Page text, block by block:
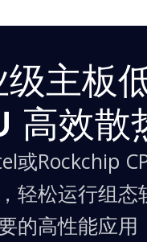
19″,
制 主板
高效散
或Rockchip
轻松运行组
的高性能应